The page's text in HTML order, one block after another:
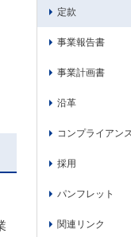
定款
事業報告書
事業計画書
沿革
コンプライアン
採用
パンフレット
関連リンク